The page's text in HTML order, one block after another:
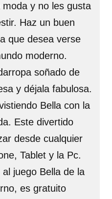
y no les gusta
Haz un buen
que desea verse
moderno.
soñado de
y déjala fabulosa.
Bella con la
Este divertido
desde cualquier
Tablet y la Pc.
juego Bella de la
es gratuito